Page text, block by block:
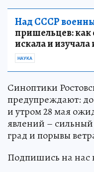
Над СССР
пришельцев: как
искала и
НАУКА
Синоптики
предупреждают:
и утром 28 мая
явлений –
град и порывы
Подпишись на нас